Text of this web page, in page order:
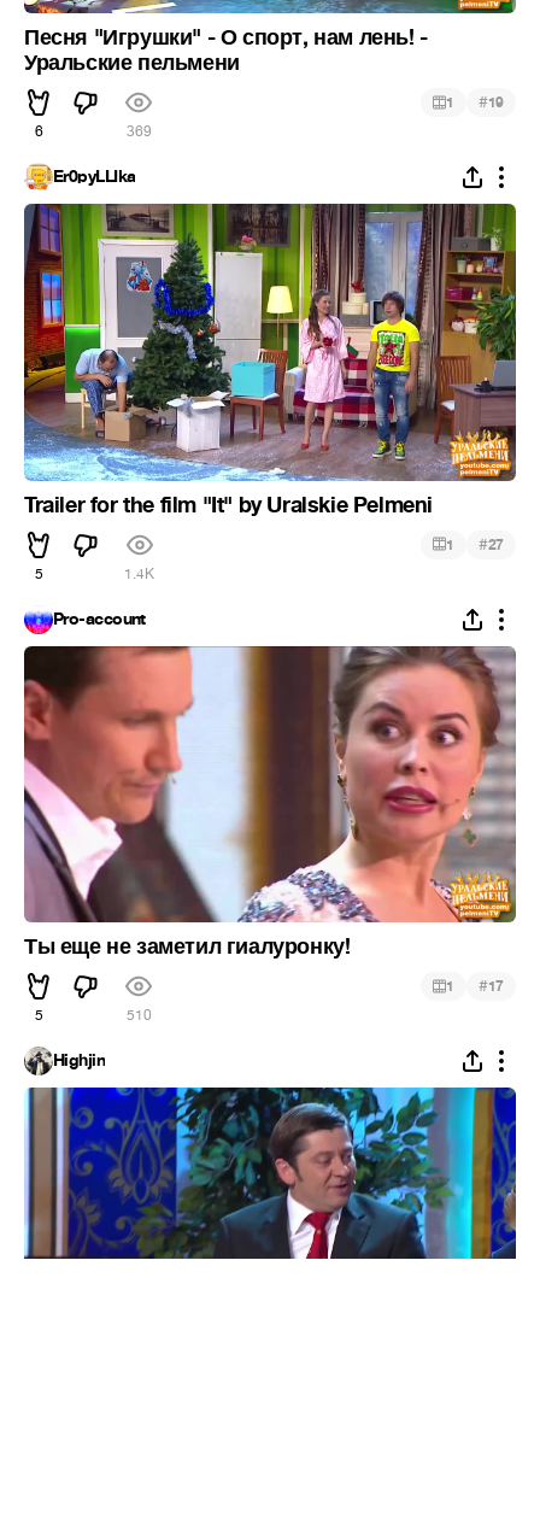
Песня "Игрушки" - О спорт, нам лень! -
Уральские пельмени
6 369
1 #19
Er0pyLLIka
Trailer for the film "It" by Uralskie Pelmeni
5 1.4K
1 #27
Pro-account
Ты еще не заметил гиалуронку!
5 510
1 #17
Highjin